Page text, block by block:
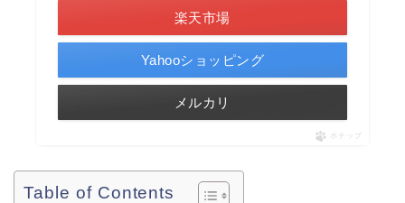
楽天市場
Yahooショッピング
メルカリ
ポチップ
Table of Contents